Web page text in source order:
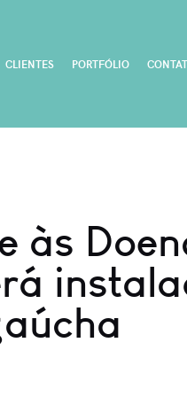
CLIENTES PORTFÓLIO
às